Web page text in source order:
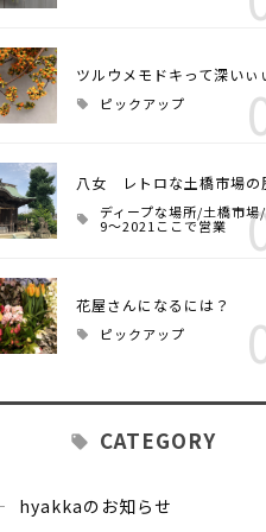
ツルウメモドキって深いぃ
ピックアップ
八女 レトロな土橋市場の
ディープな場所/土橋市
9～2021ここで営業
花屋さんになるには？
ピックアップ
CATEGORY
hyakkaのお知らせ